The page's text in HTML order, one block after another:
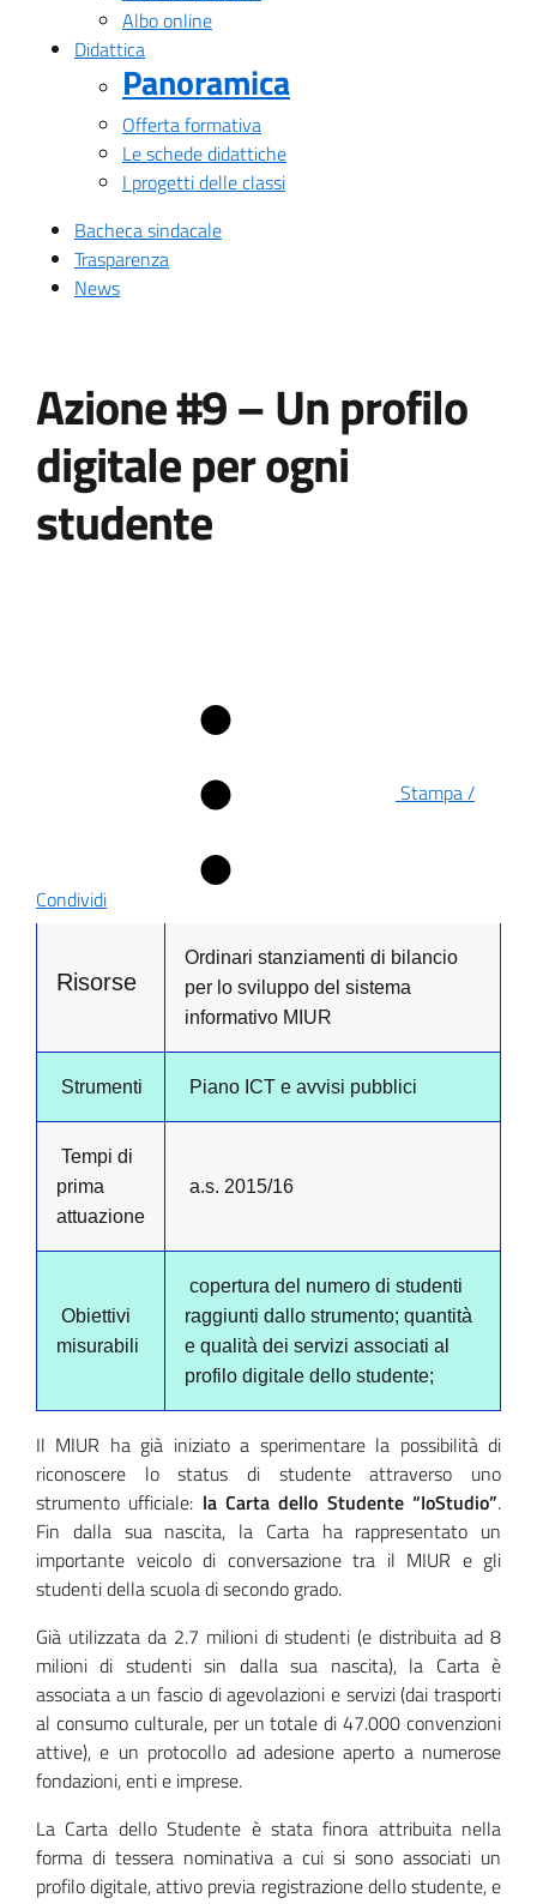
Albo online
Didattica
Panoramica
Offerta formativa
Le schede didattiche
I progetti delle classi
Bacheca sindacale
Trasparenza
News
Azione #9 – Un profilo
digitale per ogni
studente
Stampa /
Condividi
Risorse
Ordinari stanziamenti di bilancio
per lo sviluppo del sistema
informativo MIUR
Strumenti Piano ICT e avvisi pubblici
Tempi di
prima
attuazione
a.s. 2015/16
Obiettivi
misurabili
copertura del numero di studenti
raggiunti dallo strumento; quantità
e qualità dei servizi associati al
profilo digitale dello studente;
Il MIUR ha già iniziato a sperimentare la possibilità di
riconoscere lo status di studente attraverso uno
strumento ufficiale: la Carta dello Studente “IoStudio”.
Fin dalla sua nascita, la Carta ha rappresentato un
importante veicolo di conversazione tra il MIUR e gli
studenti della scuola di secondo grado.
Già utilizzata da 2.7 milioni di studenti (e distribuita ad 8
milioni di studenti sin dalla sua nascita), la Carta è
associata a un fascio di agevolazioni e servizi (dai trasporti
al consumo culturale, per un totale di 47.000 convenzioni
attive), e un protocollo ad adesione aperto a numerose
fondazioni, enti e imprese.
La Carta dello Studente è stata finora attribuita nella
forma di tessera nominativa a cui si sono associati un
profilo digitale, attivo previa registrazione dello studente, e